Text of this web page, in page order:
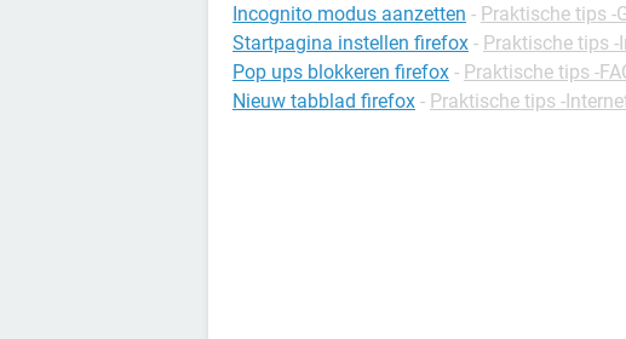
Incognito modus aanzetten - Praktische tips -
Startpagina instellen firefox - Praktische tips -
Pop ups blokkeren firefox - Praktische tips -
Nieuw tabblad firefox - Praktische tips -